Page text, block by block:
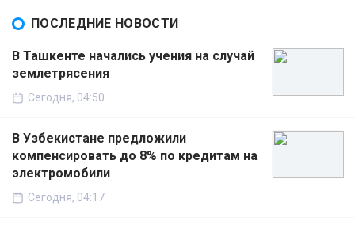
ПОСЛЕДНИЕ НОВОСТИ
В Ташкенте начались учения на случай
землетрясения
Сегодня, 04:50
В Узбекистане предложили
компенсировать до 8% по кредитам на
электромобили
Сегодня, 04:17